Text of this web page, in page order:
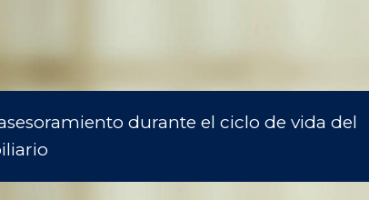
durante el ciclo de vida del